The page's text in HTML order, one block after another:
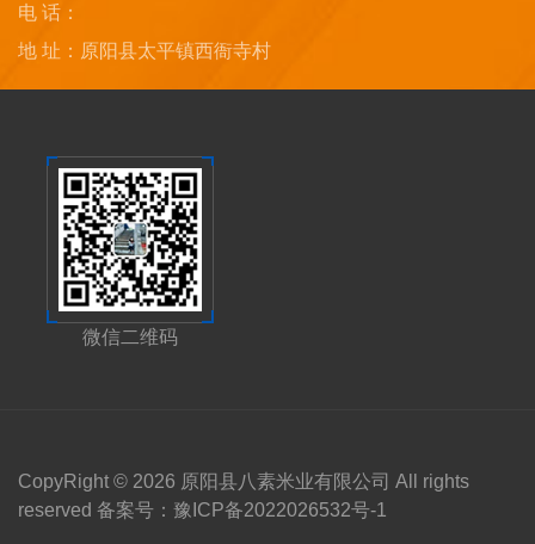
电 话：
地 址：原阳县太平镇西衙寺村
微信二维码
CopyRight © 2026 原阳县八素米业有限公司 All rights
reserved 备案号： 豫ICP备2022026532号-1